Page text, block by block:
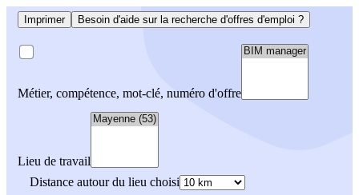
Imprimer Besoin d'aide sur la recherche d'offres d'emploi ?
Métier, compétence, mot-clé, numéro d'offre
Lieu de travail
Distance autour du lieu choisi